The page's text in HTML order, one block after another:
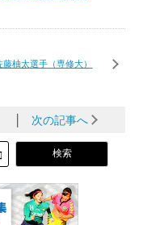
柚太選手（専修大）
│ 次の記事へ